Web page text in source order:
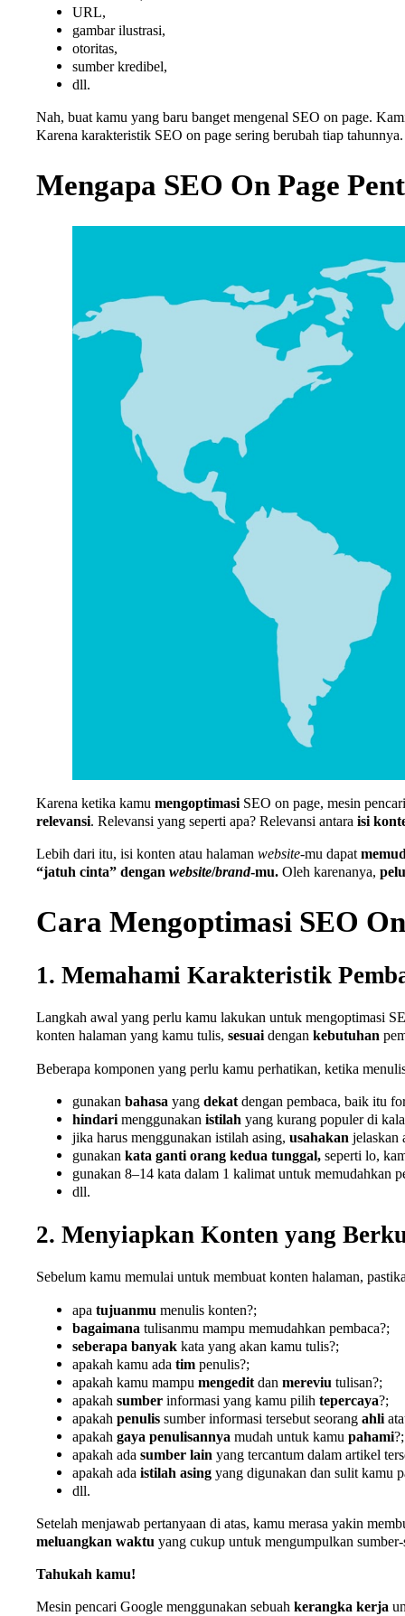
URL,
gambar ilustrasi,
otoritas,
sumber kredibel,
dll.
Nah, buat kamu yang baru banget mengenal SEO on page.
Karena karakteristik SEO on page sering berubah tiap tahunnya.
Mengapa SEO On Page
Karena ketika kamu mengoptimasiSEO on page, mesin
relevansi. Relevansi yang seperti apa? Relevansi antara isi
Lebih dari itu, isi konten atau halaman website-mu dapat
“jatuh cinta” dengan website/brand-mu. Oleh karenanya,
Cara Mengoptimasi SEO
1. Memahami Karakteristik
Langkah awal yang perlu kamu lakukan untuk mengoptimasi
konten halaman yang kamu tulis, sesuaidengan kebutuhan
Beberapa komponen yang perlu kamu perhatikan, ketika
gunakan bahasa yang dekatdengan pembaca, baik itu
hindarimenggunakan istilah yang kurang populer di
jika harus menggunakan istilah asing, usahakan jelaskan
gunakan kata ganti orang kedua tunggal, seperti lo,
gunakan 8–14 kata dalam 1 kalimat untuk memudahkan
dll.
2. Menyiapkan Konten yang
Sebelum kamu memulai untuk membuat konten halaman,
apa tujuanmu menulis konten?;
bagaimana tulisanmu mampu memudahkan pembaca?;
seberapa banyak kata yang akan kamu tulis?;
apakah kamu ada tim penulis?;
apakah kamu mampu mengedit dan mereviu tulisan?;
apakah sumber informasi yang kamu pilih tepercaya?;
apakah penulis sumber informasi tersebut seorang ahli
apakah gaya penulisannya mudah untuk kamu pahami?;
apakah ada sumber lain yang tercantum dalam artikel
apakah ada istilah asing yang digunakan dan sulit kamu
dll.
Setelah menjawab pertanyaan di atas, kamu merasa yakin
meluangkan waktu yang cukup untuk mengumpulkan
Tahukah kamu!
Mesin pencari Google menggunakan sebuah kerangka kerja